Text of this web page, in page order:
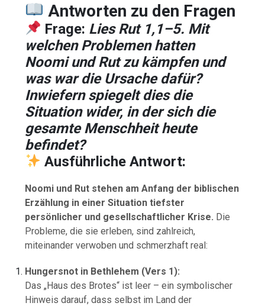
Antworten zu den Fragen
Frage: Lies Rut 1,1–5. Mit
welchen Problemen hatten
Noomi und Rut zu kämpfen und
was war die Ursache dafür?
Inwiefern spiegelt dies die
Situation wider, in der sich die
gesamte Menschheit heute
befindet?
Ausführliche Antwort:
Noomi und Rut stehen am Anfang der biblischen
Erzählung in einer Situation tiefster
persönlicher und gesellschaftlicher Krise. Die
Probleme, die sie erleben, sind zahlreich,
miteinander verwoben und schmerzhaft real:
Hungersnot in Bethlehem (Vers 1):
Das „Haus des Brotes“ ist leer – ein symbolischer
Hinweis darauf, dass selbst im Land der